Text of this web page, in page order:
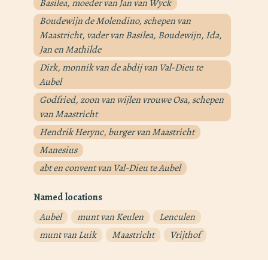
Basilea, moeder van Jan van Wyck
Boudewijn de Molendino, schepen van
Maastricht, vader van Basilea, Boudewijn, Ida,
Jan en Mathilde
Dirk, monnik van de abdij van Val-Dieu te
Aubel
Godfried, zoon van wijlen vrouwe Osa, schepen
van Maastricht
Hendrik Herync, burger van Maastricht
Manesius
abt en convent van Val-Dieu te Aubel
Named locations
Aubel
munt van Keulen
Lenculen
munt van Luik
Maastricht Vrijthof